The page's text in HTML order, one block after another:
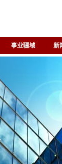
事业疆域 新